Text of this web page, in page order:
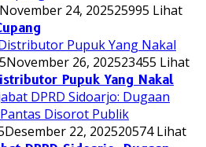
November 24, 202525995 Lihat
November 26, 202523455 Lihat
Pupuk Yang Nakal
Desember 22, 202520574 Lihat